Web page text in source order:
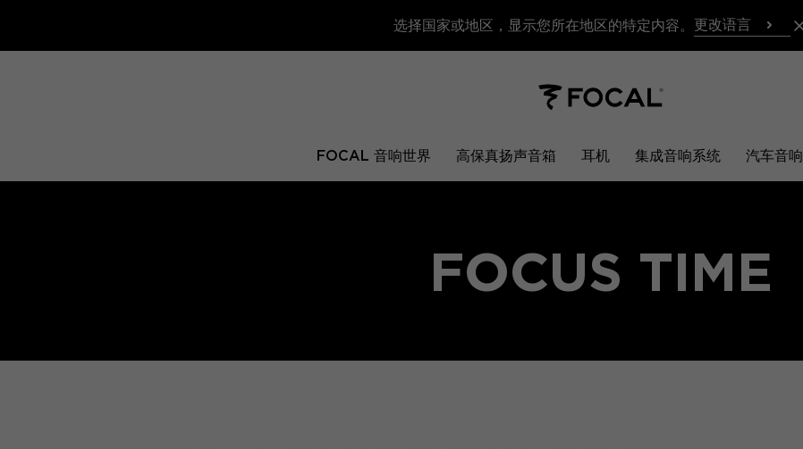
选择国家或地区，显示您所在地区的特定内容。 更改语言
FOCAL 音响世界 高保真扬声音箱 耳机 集成音响系统 汽车音响
FOCUS TIME